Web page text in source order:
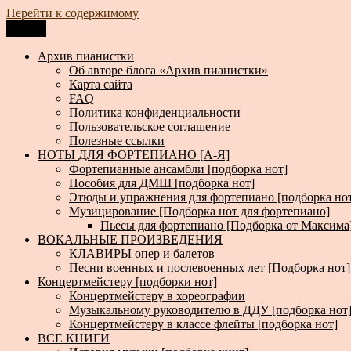
Перейти к содержимому
Архив пианистки
Всё для пианистов: ноты, книги, музыка, статьи…
Архив пианистки
Об авторе блога «Архив пианистки»
Карта сайта
FAQ
Политика конфиденциальности
Пользовательское соглашение
Полезные ссылки
НОТЫ ДЛЯ ФОРТЕПИАНО [А-Я]
Фортепианные ансамбли [подборка нот]
Пособия для ДМШ [подборка нот]
Этюды и упражнения для фортепиано [подборка
Музицирование [Подборка нот для фортепиано]
Пьесы для фортепиано [Подборка от
ВОКАЛЬНЫЕ ПРОИЗВЕДЕНИЯ
КЛАВИРЫ опер и балетов
Песни военных и послевоенных лет [Подборка нот]
Концертмейстеру [подборки нот]
Концертмейстеру в хореографии
Музыкальному руководителю в ДДУ [подборка нот]
Концертмейстеру в классе флейты [подборка нот]
ВСЕ КНИГИ